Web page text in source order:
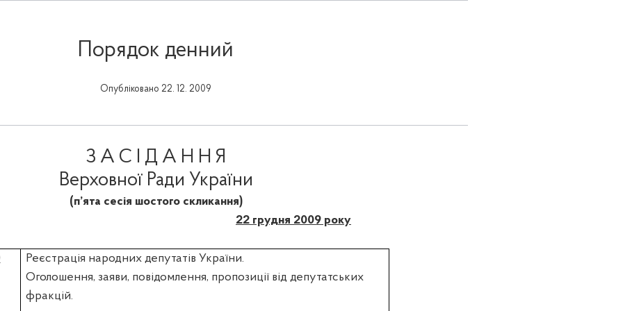
Порядок денний
Опубліковано 22. 12. 2009
З А С І Д А Н Н Я
Верховної Ради України
(п’ята сесія шостого скликання)
22 грудня 2009 року
Реєстрація народних депутатів України.
Оголошення, заяви, повідомлення, пропозиції від депутатських
фракцій.